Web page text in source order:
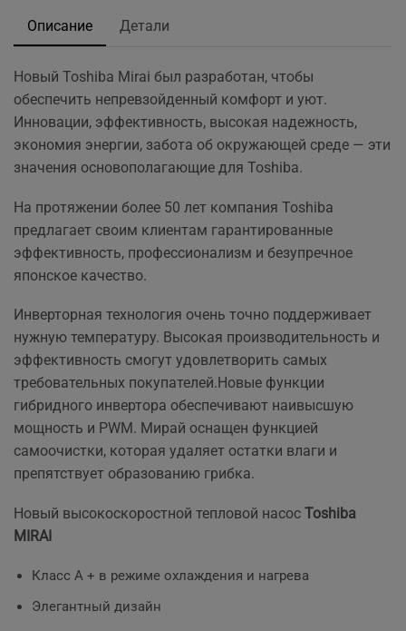
Описание Детали
Новый Toshiba Mirai был разработан, чтобы
обеспечить непревзойденный комфорт и уют.
Инновации, эффективность, высокая надежность,
экономия энергии, забота об окружающей среде — эти
значения основополагающие для Toshiba.
На протяжении более 50 лет компания Toshiba
предлагает своим клиентам гарантированные
эффективность, профессионализм и безупречное
японское качество.
Инверторная технология очень точно поддерживает
нужную температуру. Высокая производительность и
эффективность смогут удовлетворить самых
требовательных покупателей.Новые функции
гибридного инвертора обеспечивают наивысшую
мощность и PWM. Мирай оснащен функцией
самоочистки, которая удаляет остатки влаги и
препятствует образованию грибка.
Новый высокоскоростной тепловой насос Toshiba
MIRAI
Класс А + в режиме охлаждения и нагрева
Элегантный дизайн